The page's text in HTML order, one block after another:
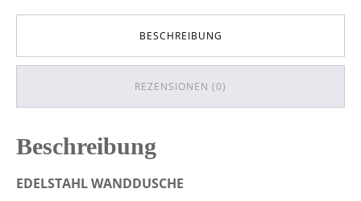
BESCHREIBUNG
REZENSIONEN (0)
Beschreibung
EDELSTAHL WANDDUSCHE